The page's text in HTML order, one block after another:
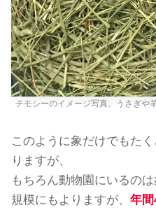
チモシーのイメージ写真。うさぎや
このように象だけでもた
りますが、
もちろん動物園にいるの
規模にもよりますが、 年